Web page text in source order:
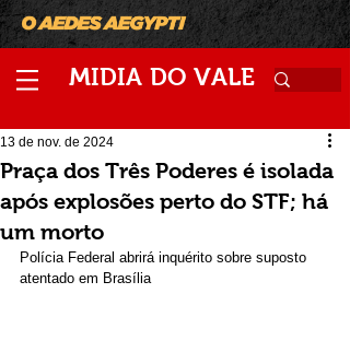
MIDIA DO VALE
Praça dos Três Poderes é isolada
após explosões perto do STF; há
um morto
13 de nov. de 2024
Polícia Federal abrirá inquérito sobre suposto
atentado em Brasília